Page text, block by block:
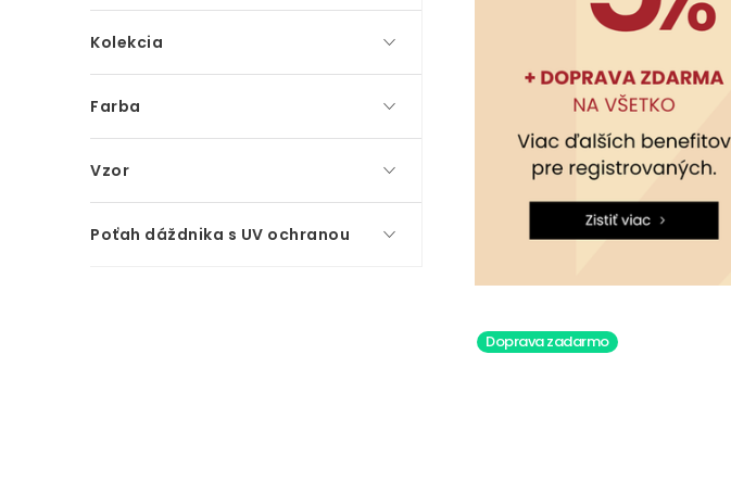
Kolekcia
Farba
Vzor
Poťah dáždnika s UV ochranou
Doprava zadarmo